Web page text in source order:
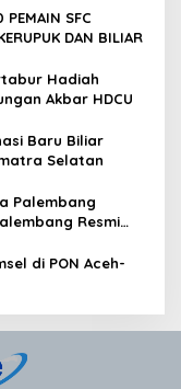
PEMAIN SFC
DAN BILIAR
Hadiah
Akbar HDCU
Baru Biliar
Selatan
Palembang
Resmi
di PON Aceh-